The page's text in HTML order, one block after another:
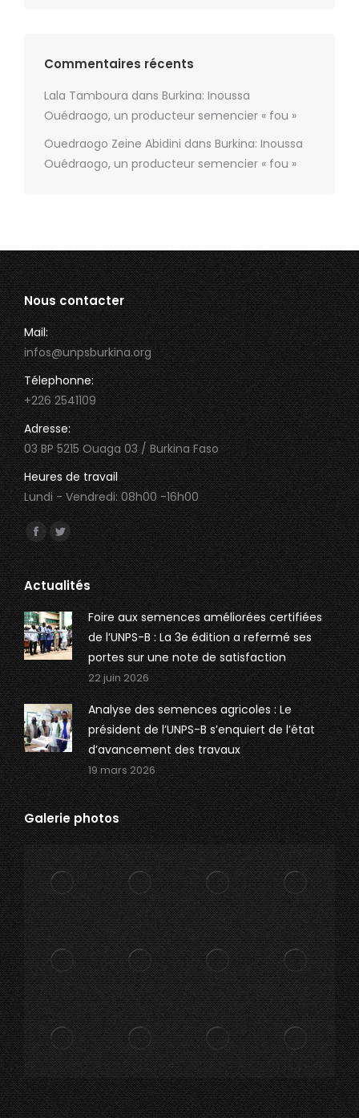
Commentaires récents
Lala Tamboura dans Burkina: Inoussa
Ouédraogo, un producteur semencier « fou »
Ouedraogo Zeine Abidini dans Burkina: Inoussa
Ouédraogo, un producteur semencier « fou »
Nous contacter
Mail:
infos@unpsburkina.org
Télephonne:
+226 2541109
Adresse:
03 BP 5215 Ouaga 03 / Burkina Faso
Heures de travail
Lundi - Vendredi: 08h00 -16h00
Trouvez nous sur :
Facebook
page
opens
in
new
window
Twitter
page
opens
in
new
window
Actualités
Foire aux semences améliorées certifiées
de l’UNPS-B : La 3e édition a refermé ses
portes sur une note de satisfaction
22 juin 2026
Analyse des semences agricoles : Le
président de l’UNPS-B s’enquiert de l’état
d’avancement des travaux
19 mars 2026
Galerie photos